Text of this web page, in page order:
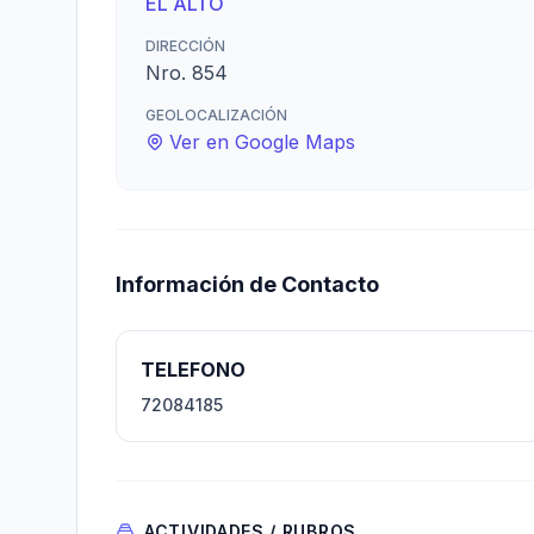
DIRECCIÓN
Nro. 854
GEOLOCALIZACIÓN
Ver en Google Maps
Información de Contacto
TELEFONO
72084185